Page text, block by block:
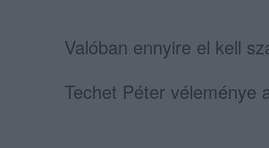
Valóban ennyire el kell
Techet Péter véleménye